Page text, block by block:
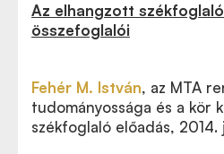
Az elhangzott
összefoglalói
Fehér M. István, az MTA
tudományossága és a kör
székfoglaló előadás, 2014.